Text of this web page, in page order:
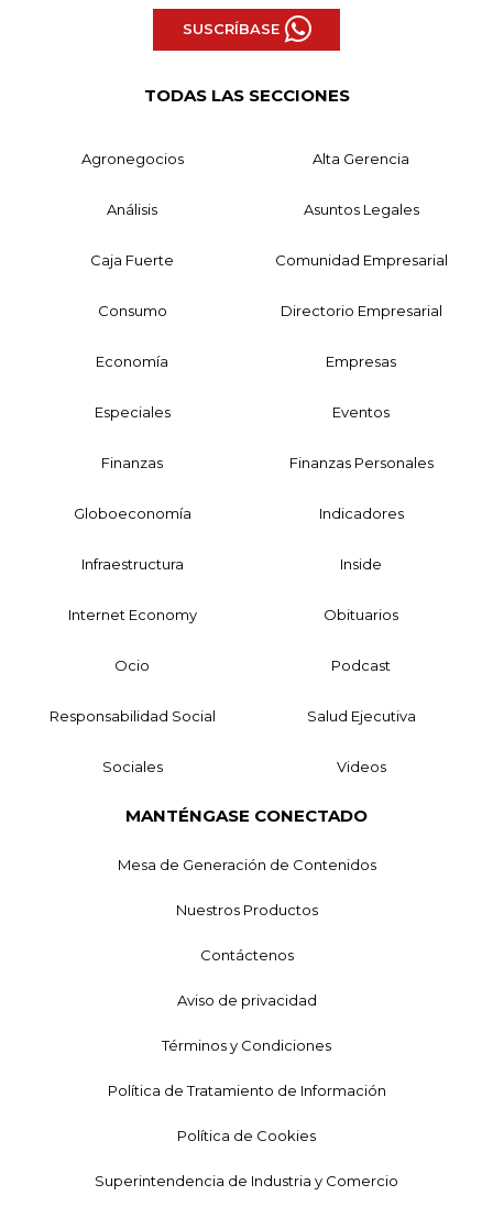
SUSCRÍBASE
TODAS LAS SECCIONES
Agronegocios Alta Gerencia
Análisis Asuntos Legales
Caja Fuerte Comunidad Empresarial
Consumo Directorio Empresarial
Economía Empresas
Especiales Eventos
Finanzas Finanzas Personales
Globoeconomía Indicadores
Infraestructura Inside
Internet Economy Obituarios
Ocio Podcast
Responsabilidad Social Salud Ejecutiva
Sociales Videos
MANTÉNGASE CONECTADO
Mesa de Generación de Contenidos
Nuestros Productos
Contáctenos
Aviso de privacidad
Términos y Condiciones
Política de Tratamiento de Información
Política de Cookies
Superintendencia de Industria y Comercio